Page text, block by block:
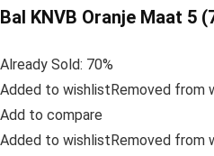
Bal KNVB Oranje Maat 5
Already Sold: 70%
Added to wishlistRemoved from
Add to compare
Added to wishlistRemoved from